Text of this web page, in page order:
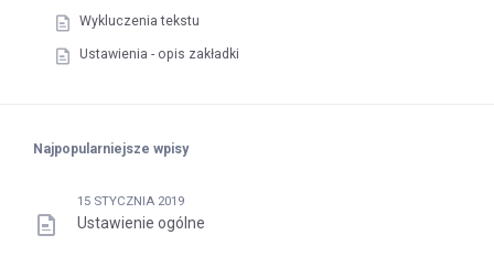
Wykluczenia tekstu
Ustawienia - opis zakładki
Najpopularniejsze wpisy
15 STYCZNIA 2019
Ustawienie ogólne